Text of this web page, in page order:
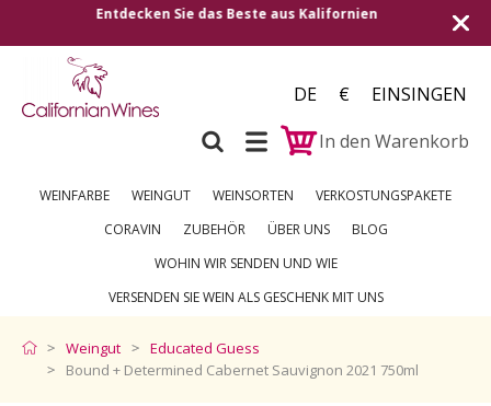
Versand in alle europäischen Länder |
DE €
EINSINGEN
In den Warenkorb
WEINFARBE WEINGUT WEINSORTEN
VERKOSTUNGSPAKETE
CORAVIN
ZUBEHÖR ÜBER UNS
BLOG
WOHIN WIR SENDEN UND WIE
VERSENDEN SIE WEIN ALS GESCHENK MIT UNS
Weingut
Educated Guess
Bound + Determined Cabernet Sauvignon 2021 750ml